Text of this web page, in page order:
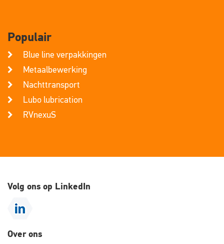
Populair
Blue line verpakkingen
Metaalbewerking
Nachttransport
Lubo lubrication
RVnexuS
Volg ons op LinkedIn
Over ons